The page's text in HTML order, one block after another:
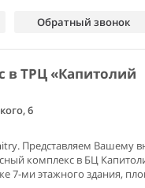
Обратный звонок
в ТРЦ «Капитолий
6
Представляем Вашему
комплекс в БЦ
7-ми этажного здания,